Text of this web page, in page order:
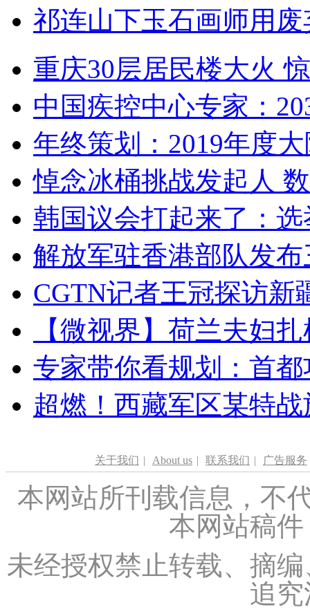
祁连山下玉石画师用
重庆30层居民楼大火
中国疾控中心专家：
年终策划：2019年度
悼念冰桶挑战发起人
韩国议会打起来了：
解放军驻香港部队发
CGTN记者王冠探访新
【微视界】荷兰夫妇
专家带你看规划：首
超燃！西藏军区某特
关于我们 | About us | 联系我们 | 广告服务
本网站所刊载信息，不
本网站稿
未经授权禁止转载、摘
追